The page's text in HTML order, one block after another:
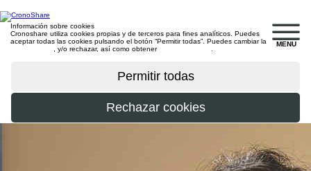
MENU
Información sobre cookies
Cronoshare utiliza cookies propias y de terceros para fines analíticos. Puedes
aceptar todas las cookies pulsando el botón “Permitir todas”. Puedes cambiar la
, y/o rechazar, así como obtener